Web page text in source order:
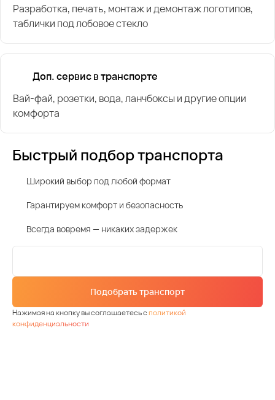
Разработка, печать, монтаж и демонтаж логотипов,
таблички под лобовое стекло
Доп. сервис в транспорте
Вай-фай, розетки, вода, ланчбоксы и другие опции
комфорта
Быстрый подбор транспорта
Широкий выбор под любой формат
Гарантируем комфорт и безопасность
Всегда вовремя — никаких задержек
Подобрать транспорт
Нажимая на кнопку вы соглашаетесь сполитикой
конфиденциальности